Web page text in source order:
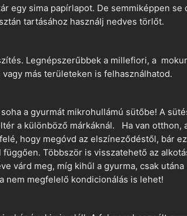
egy sima papírlapot. De semmiképpen
tartásához használj nedves törlőt.
Legnépszerűbbek a millefiori, a
más területeken is felhasználhatod.
a gyurmát mikrohullámú sütőbe! A
a különböző márkáknál. Ha van otthon,
hogy megóvd az elszíneződéstől, bár
Többször is visszatehető az
várd meg, míg kihűl a gyurma, csak
nem megfelelő kondicionálás is lehet!